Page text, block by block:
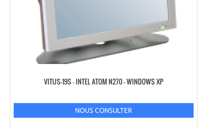
VITUS-19S – INTEL ATOM N270 – WINDOWS XP
NOUS CONSULTER